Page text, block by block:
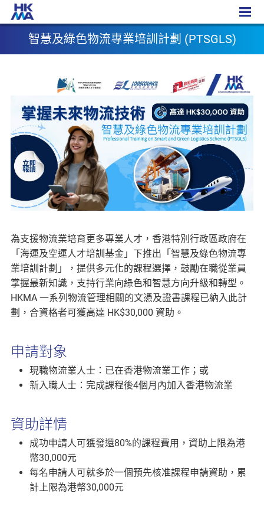
PTSGLS
智慧及綠色物流專業培訓計劃 (PTSGLS)
為支援物流業培育更多專業人才，香港特別行政區政府在
「海運及空運人才培訓基金」下推出「智慧及綠色物流專
業培訓計劃」，提供多元化的課程選擇，鼓勵在職從業員
掌握最新知識，支持行業向綠色和智慧方向升級和轉型。
HKMA 一系列物流管理相關的文憑及證書課程已納入此計
劃，合資格者可獲高達 HK$30,000 資助。
申請對象
現職物流業人士：已在香港物流業工作；或
新入職人士：完成課程後4個月內加入香港物流業
資助詳情
成功申請人可獲發還80%的課程費用，資助上限為港
幣30,000元
每名申請人可就多於一個預先核准課程申請資助，累
計上限為港幣30,000元